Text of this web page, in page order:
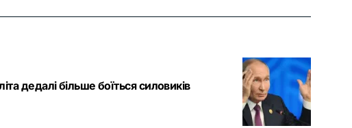
дедалі більше боїться силовиків